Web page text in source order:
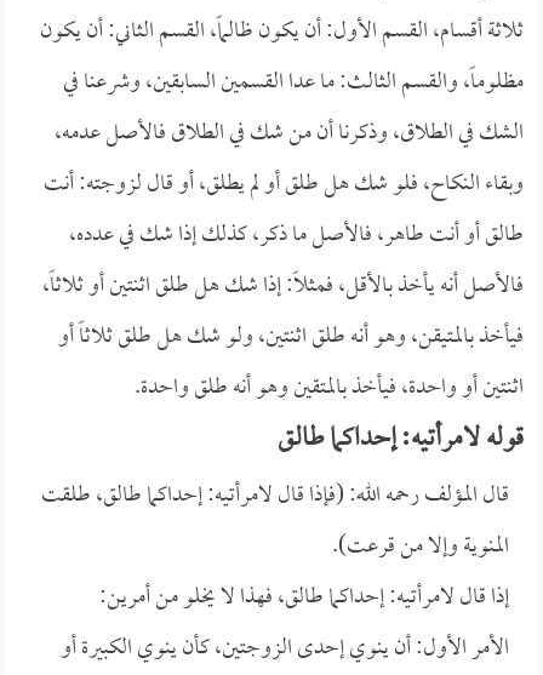
ثلاثة أقسام، القسم الأول: أن يكون ظالماً، القسم الثاني: أن يكون
مظلوماً، والقسم الثالث: ما عدا القسمين السابقين، وشرعنا في
الشك في الطلاق، وذكرنا أن من شك في الطلاق فالأصل عدمه،
وبقاء النكاح، فلو شك هل طلق أو لم يطلق، أو قال لزوجته: أنت
طالق أو أنت طاهر، فالأصل ما ذكر، كذلك إذا شك في عدده،
فالأصل أنه يأخذ بالأقل، فمثلاً: إذا شك هل طلق اثنتين أو ثلاثاً،
فيأخذ بالمتيقن، وهو أنه طلق اثنتين، ولو شك هل طلق ثلاثاً أو
اثنتين أو واحدة، فيأخذ بالمتقين وهو أنه طلق واحدة.
قوله لامرأتيه: إحداكما طالق
قال المؤلف رحمه الله: (فإذا قال لامرأتيه: إحداكما طالق، طلقت
المنوية وإلا من قرعت).
إذا قال لامرأتيه: إحداكما طالق، فهذا لا يخلو من أمرين:
الأمر الأول: أن ينوي إحدى الزوجتين، كأن ينوي الكبيرة أو